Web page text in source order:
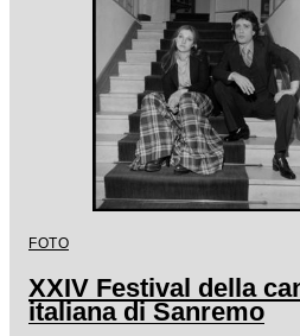
FOTO
XXIV Festival della
italiana di Sanremo